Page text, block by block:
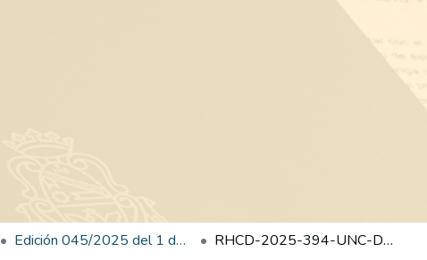
Edición 045/2025 del 1 de septiembre de 2025 RHCD-2025-394-UNC-DEC#FFYH